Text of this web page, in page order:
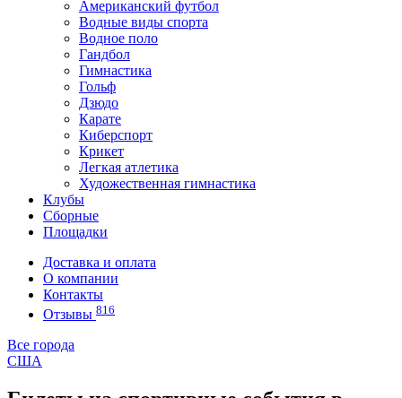
Американский футбол
Водные виды спорта
Водное поло
Гандбол
Гимнастика
Гольф
Дзюдо
Карате
Киберспорт
Крикет
Легкая атлетика
Художественная гимнастика
Клубы
Сборные
Площадки
Доставка и оплата
О компании
Контакты
Отзывы 816
Все города
США